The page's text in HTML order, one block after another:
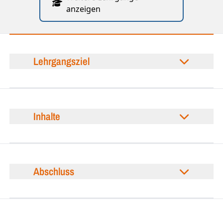
anzeigen
Lehrgangsziel
Inhalte
Abschluss